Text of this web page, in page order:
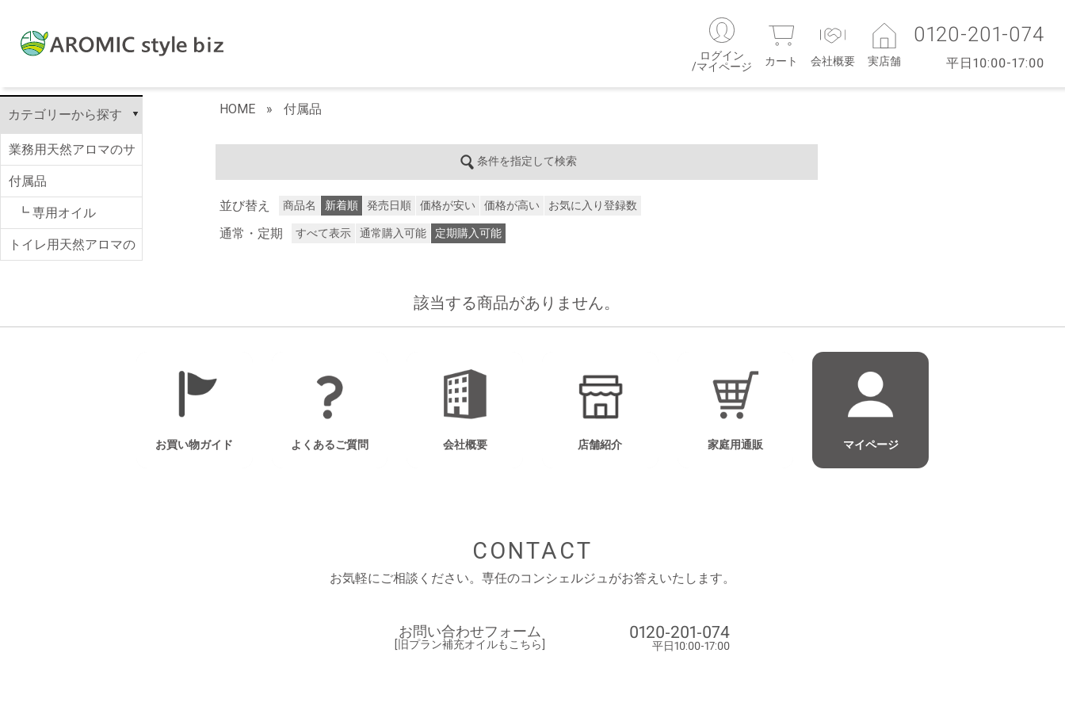
ログイン
/マイページ
カート 会社概要 実店舗
0120-201-074
平日10:00-17:00
カテゴリーから探す
業務用天然アロマのサ
ブスク AROMIC b.
付属品
┗ 専用オイル
トイレ用天然アロマの
HOME » 付属品
条件を指定して検索
並び替え 商品名 新着順 発売日順 価格が安い 価格が高い お気に入り登録数
通常・定期 すべて表示 通常購入可能 定期購入可能
該当する商品がありません。
お買い物ガイド よくあるご質問 会社概要 店舗紹介 家庭用通販 マイページ
CONTACT
お気軽にご相談ください。 専任のコンシェルジュがお答えいたします。
お問い合わせフォーム
[旧プラン補充オイルもこちら]
0120-201-074
平日10:00-17:00